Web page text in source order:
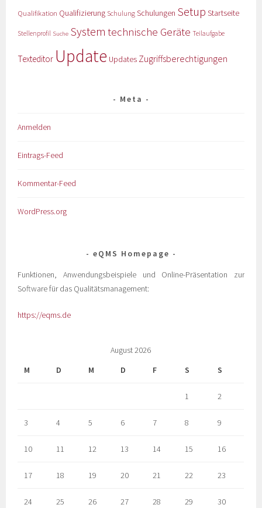
Qualifikation Qualifizierung Schulung Schulungen Setup Startseite
Stellenprofil Suche System technische Geräte Teilaufgabe
Texteditor Update Updates Zugriffsberechtigungen
Meta
Anmelden
Eintrags-Feed
Kommentar-Feed
WordPress.org
eQMS Homepage
Funktionen, Anwendungsbeispiele und Online-Präsentation zur
Software für das Qualitätsmanagement:
https://eqms.de
August 2026
M
D M D F S S
1 2
3 4 5 6 7 8 9
10 11 12 13 14 15 16
17 18 19 20 21 22 23
24 25 26 27 28 29 30